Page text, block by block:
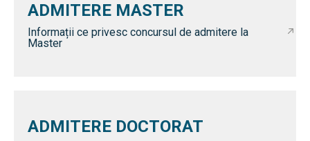
ADMITERE MASTER
Informații ce privesc concursul de admitere la
Master
ADMITERE DOCTORAT